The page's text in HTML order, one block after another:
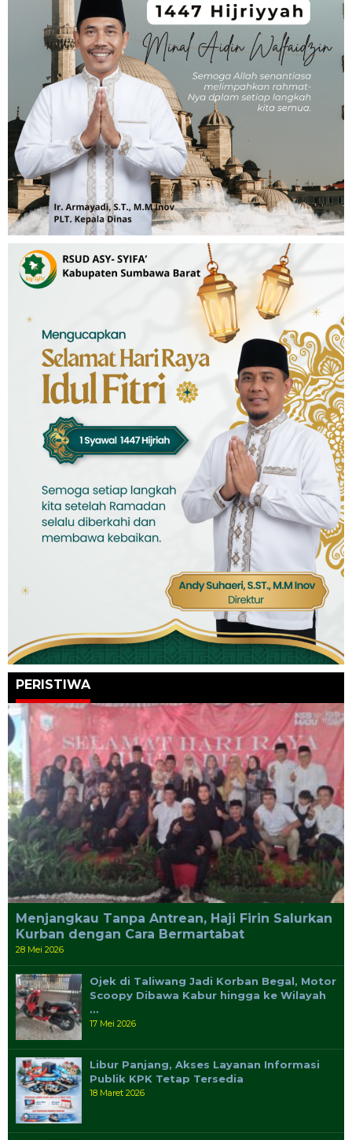
PERISTIWA
Menjangkau Tanpa Antrean, Haji Firin Salurkan
Kurban dengan Cara Bermartabat
28 Mei 2026
Ojek di Taliwang Jadi Korban Begal, Motor
Scoopy Dibawa Kabur hingga ke Wilayah
…
17 Mei 2026
Libur Panjang, Akses Layanan Informasi
Publik KPK Tetap Tersedia
18 Maret 2026